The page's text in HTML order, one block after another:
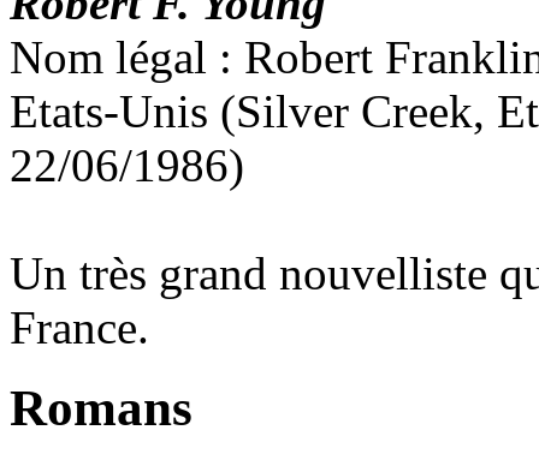
Nom légal : Robert
Etats-Unis (Silver Creek,
22/06/1986)
Un très grand nouvelliste
France.
Romans